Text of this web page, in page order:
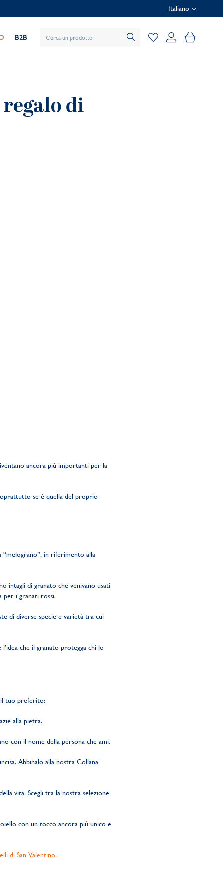
Italiano
B2B Il mio
di
ancora più importanti per la
se è quella del proprio
“melograno”, in riferimento alla
intagli di granato che venivano usati
per i granati rossi.
di diverse specie e varietà tra cui
che il granato protegga chi lo
il tuo preferito:
alla pietra.
con il nome della persona che ami.
Abbinalo alla nostra Collana
vita. Scegli tra la nostra selezione
con un tocco ancora più unico e
di San Valentino.